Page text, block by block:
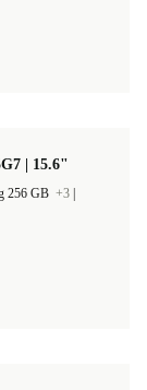
| 15.6"
256 GB +3